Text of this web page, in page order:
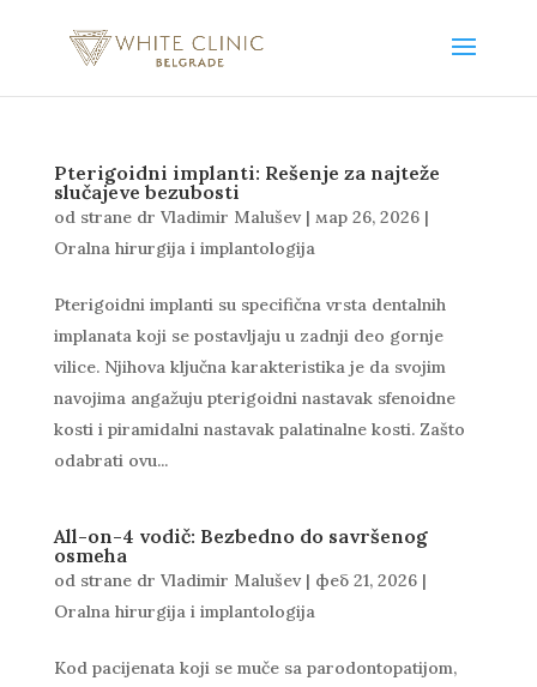
Pterigoidni implanti: Rešenje za najteže
slučajeve bezubosti
od strane dr Vladimir Malušev| мар 26, 2026|
Oralna hirurgija i implantologija
Pterigoidni implanti su specifična vrsta dentalnih
implanata koji se postavljaju u zadnji deo gornje
vilice. Njihova ključna karakteristika je da svojim
navojima angažuju pterigoidni nastavak sfenoidne
kosti i piramidalni nastavak palatinalne kosti. Zašto
odabrati ovu...
All-on-4 vodič: Bezbedno do savršenog
osmeha
od strane dr Vladimir Malušev| феб 21, 2026|
Oralna hirurgija i implantologija
Kod pacijenata koji se muče sa parodontopatijom,